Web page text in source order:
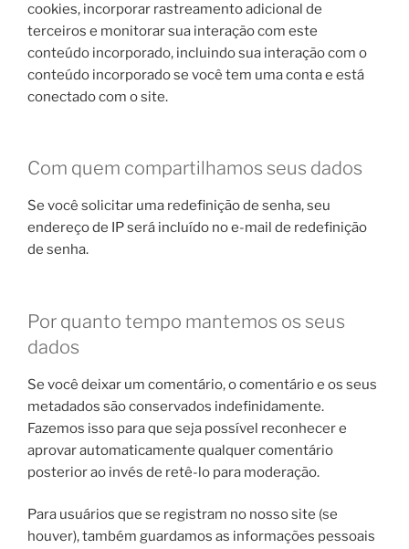
cookies, incorporar rastreamento adicional de
terceiros e monitorar sua interação com este
conteúdo incorporado, incluindo sua interação com o
conteúdo incorporado se você tem uma conta e está
conectado com o site.
Com quem compartilhamos seus dados
Se você solicitar uma redefinição de senha, seu
endereço de IP será incluído no e-mail de redefinição
de senha.
Por quanto tempo mantemos os seus
dados
Se você deixar um comentário, o comentário e os seus
metadados são conservados indefinidamente.
Fazemos isso para que seja possível reconhecer e
aprovar automaticamente qualquer comentário
posterior ao invés de retê-lo para moderação.
Para usuários que se registram no nosso site (se
houver), também guardamos as informações pessoais